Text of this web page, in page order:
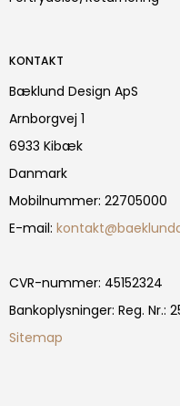
KONTAKT
Bæklund Design ApS
Arnborgvej 1
6933 Kibæk
Danmark
Mobilnummer: 22705000
E-mail:
CVR-nummer: 45152324
Bankoplysninger: Reg. Nr.:
Sitemap